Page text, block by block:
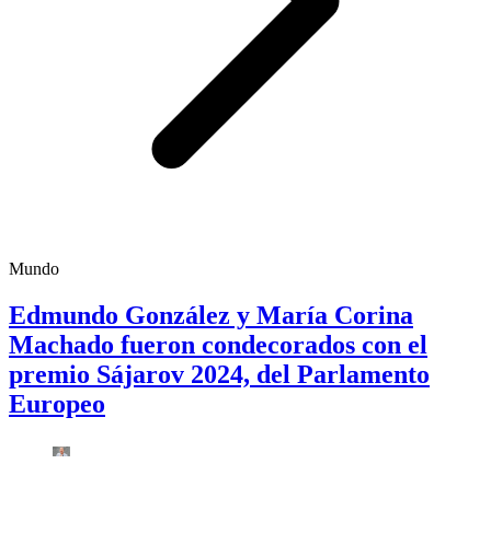
Mundo
Edmundo González y María Corina
Machado fueron condecorados con el
premio Sájarov 2024, del Parlamento
Europeo